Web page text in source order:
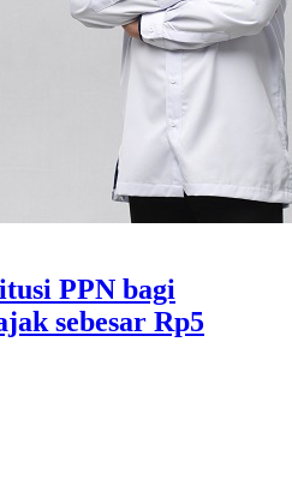
PPN bagi
sebesar Rp5